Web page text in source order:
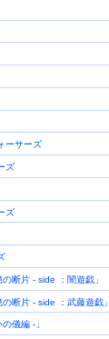
ーサーズ
ズ
ズ
の断片 - side ：闇遊戯」
の断片 - side ：武藤遊戯」
儀編 -」